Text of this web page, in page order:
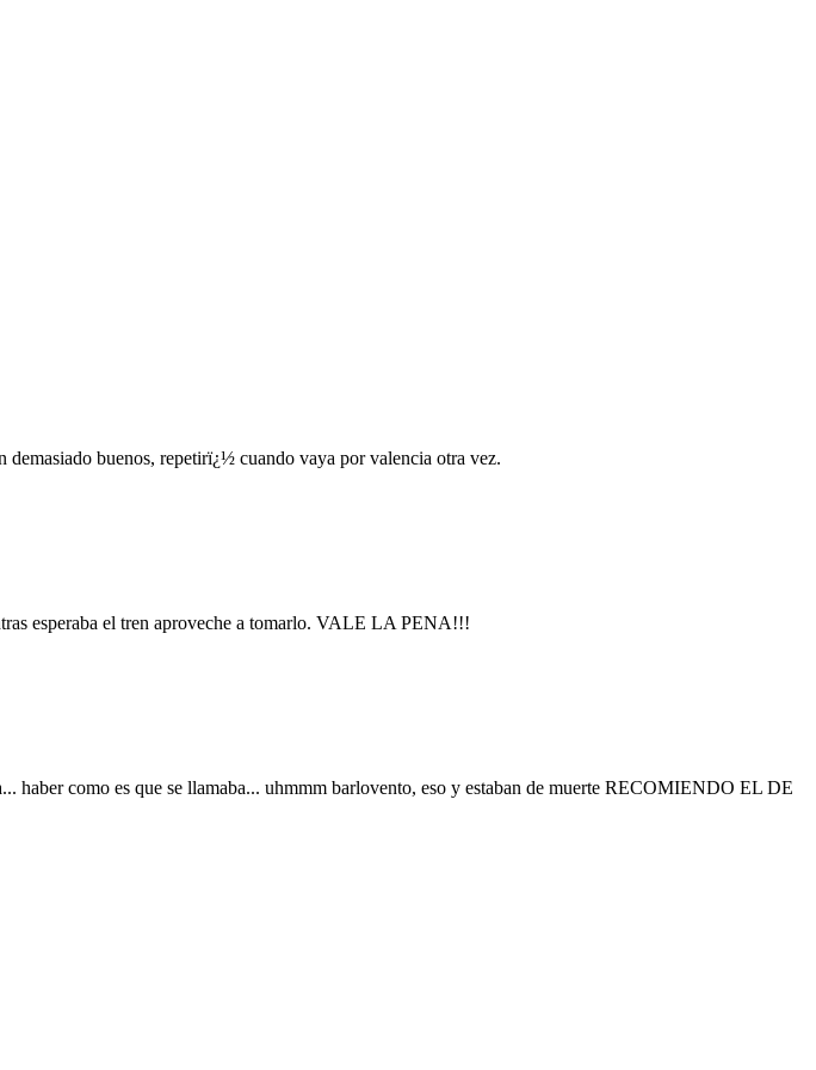
buenos, repetirï¿½ cuando vaya por valencia otra vez.
esperaba el tren aproveche a tomarlo. VALE LA PENA!!!
haber como es que se llamaba... uhmmm barlovento, eso y estaban de muerte RECOMIENDO EL DE